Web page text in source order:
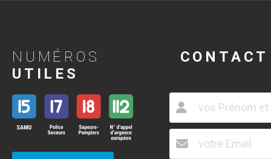
NUMÉROS
UTILES
CONTACT